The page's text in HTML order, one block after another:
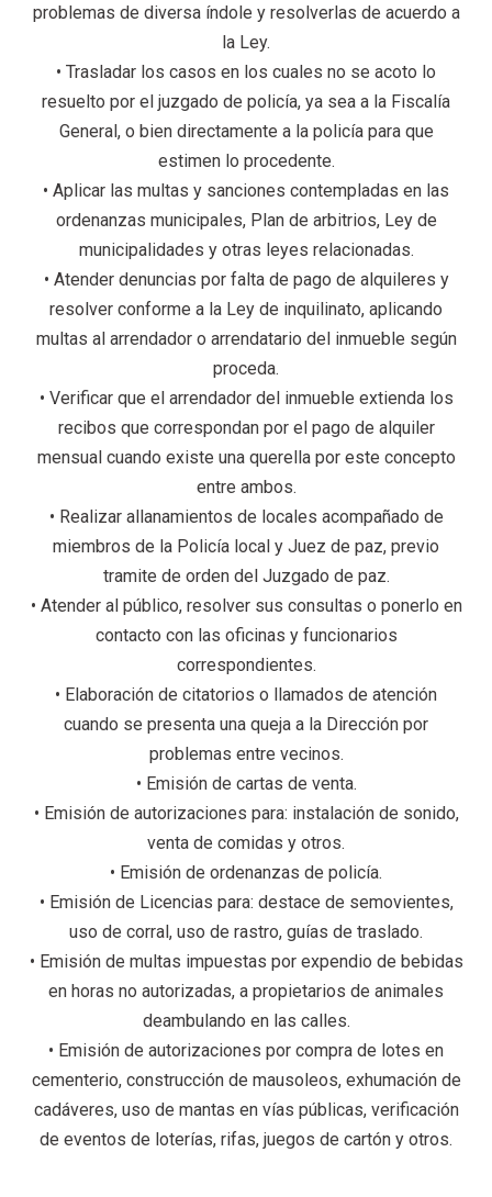
problemas de diversa índole y resolverlas de acuerdo a
la Ley.
• Trasladar los casos en los cuales no se acoto lo
resuelto por el juzgado de policía, ya sea a la Fiscalía
General, o bien directamente a la policía para que
estimen lo procedente.
• Aplicar las multas y sanciones contempladas en las
ordenanzas municipales, Plan de arbitrios, Ley de
municipalidades y otras leyes relacionadas.
• Atender denuncias por falta de pago de alquileres y
resolver conforme a la Ley de inquilinato, aplicando
multas al arrendador o arrendatario del inmueble según
proceda.
• Verificar que el arrendador del inmueble extienda los
recibos que correspondan por el pago de alquiler
mensual cuando existe una querella por este concepto
entre ambos.
• Realizar allanamientos de locales acompañado de
miembros de la Policía local y Juez de paz, previo
tramite de orden del Juzgado de paz.
• Atender al público, resolver sus consultas o ponerlo en
contacto con las oficinas y funcionarios
correspondientes.
• Elaboración de citatorios o llamados de atención
cuando se presenta una queja a la Dirección por
problemas entre vecinos.
• Emisión de cartas de venta.
• Emisión de autorizaciones para: instalación de sonido,
venta de comidas y otros.
• Emisión de ordenanzas de policía.
• Emisión de Licencias para: destace de semovientes,
uso de corral, uso de rastro, guías de traslado.
• Emisión de multas impuestas por expendio de bebidas
en horas no autorizadas, a propietarios de animales
deambulando en las calles.
• Emisión de autorizaciones por compra de lotes en
cementerio, construcción de mausoleos, exhumación de
cadáveres, uso de mantas en vías públicas, verificación
de eventos de loterías, rifas, juegos de cartón y otros.